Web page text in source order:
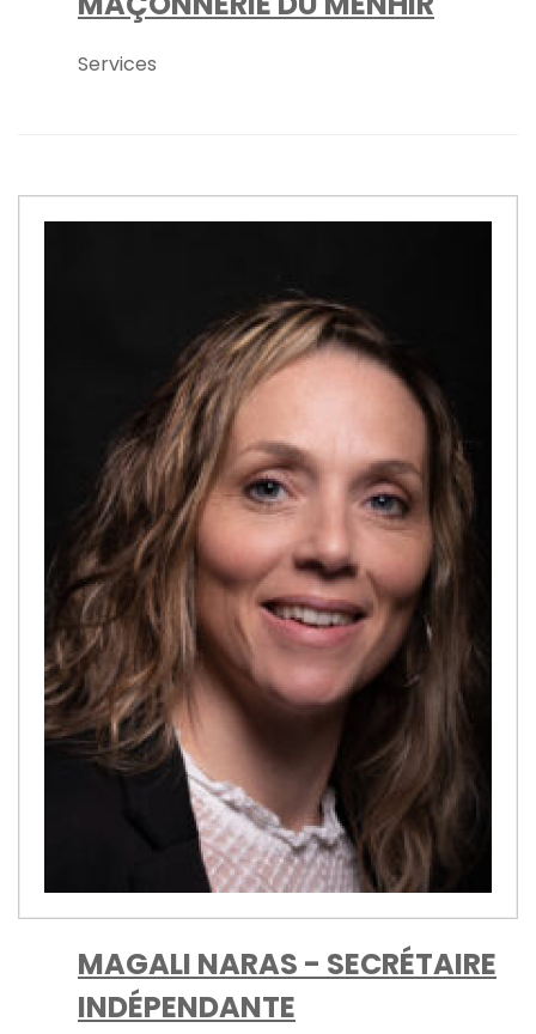
Services
MAGALI NARAS - SECRÉTAIRE
INDÉPENDANTE